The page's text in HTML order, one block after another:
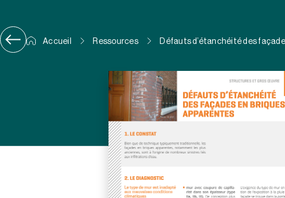
Accueil Ressources Défauts d’étanchéité des